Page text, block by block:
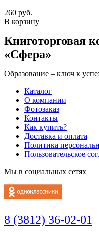
260 руб.
В корзину
Книготорговая
«Сфера»
Образование – ключ к
Каталог
О компании
Фотозаказ
Контакты
Как купить?
Доставка и оплата
Политика
Пользовательское
Мы в социальных сетях
8 (3812) 36-02-01